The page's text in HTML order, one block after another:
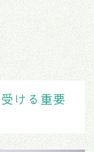
ける重要